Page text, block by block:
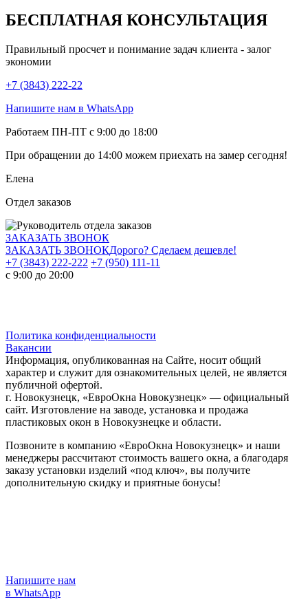
БЕСПЛАТНАЯ КОНСУЛЬТАЦИЯ
Правильный просчет и понимание задач клиента - залог
экономии
+7 (3843) 222-22
Напишите нам в WhatsApp
Работаем ПН-ПТ с 9:00 до 18:00
При обращении до 14:00 можем приехать на замер сегодня!
Елена
Отдел заказов
ЗАКАЗАТЬ ЗВОНОК
ЗАКАЗАТЬ ЗВОНОКДорого? Сделаем дешевле!
+7 (3843) 222-222 +7 (950) 111-11
с 9:00 до 20:00
Политика конфиденциальности
Вакансии
Информация, опубликованная на Сайте, носит общий
характер и служит для ознакомительных целей, не является
публичной офертой.
г. Новокузнецк, «ЕвроОкна Новокузнецк» — официальный
сайт. Изготовление на заводе, установка и продажа
пластиковых окон в Новокузнецке и области.
Позвоните в компанию «ЕвроОкна Новокузнецк» и наши
менеджеры рассчитают стоимость вашего окна, а благодаря
заказу установки изделий «под ключ», вы получите
дополнительную скидку и приятные бонусы!
Напишите нам
в WhatsApp